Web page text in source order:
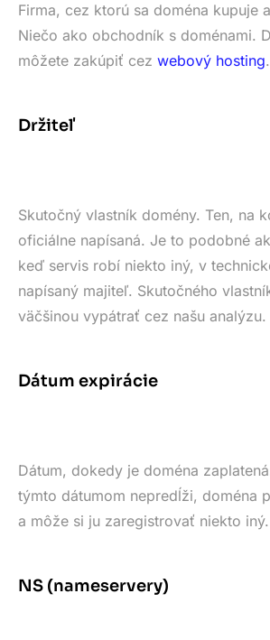
Firma, cez ktorú sa doména kupuje
Niečo ako obchodník s doménami.
môžete zakúpiť cez webový hosting.
Držiteľ
Skutočný vlastník domény. Ten, na
oficiálne napísaná. Je to podobné
keď servis robí niekto iný, v
napísaný majiteľ. Skutočného
väčšinou vypátrať cez našu analýzu.
Dátum expirácie
Dátum, dokedy je doména
týmto dátumom nepredĺži, doména
a môže si ju zaregistrovať niekto iný.
NS (nameservery)